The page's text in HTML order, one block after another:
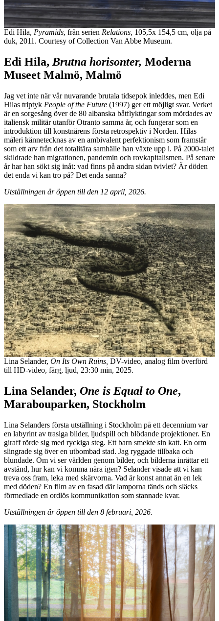
Edi Hila, Pyramids, från serien Relations, 105,5x 154,5 cm, olja på
duk, 2011. Courtesy of Collection Van Abbe Museum.
Edi Hila,Brutna horisonter, Moderna
Museet Malmö, Malmö
Jag vet inte när vår nuvarande brutala tidsepok inleddes, men Edi
Hilas triptyk People of the Future (1997) ger ett möjligt svar. Verket
är en sorgesång över de 80 albanska båtflyktingar som mördades av
italiensk militär utanför Otranto samma år, och fungerar som en
introduktion till konstnärens första retrospektiv i Norden. Hilas
måleri kännetecknas av en ambivalent perfektionism som framstår
som ett arv från det totalitära samhälle han växte upp i. På 2000-talet
skildrade han migrationen, pandemin och rovkapitalismen. På senare
år har han sökt sig inåt: vad finns på andra sidan tvivlet? Är döden
det enda vi kan tro på? Det enda sanna?
Utställningen är öppen till den 12 april, 2026.
Lina Selander, On Its Own Ruins, DV-video, analog film överförd
till HD-video, färg, ljud, 23:30 min, 2025.
Lina Selander, One is Equal to One,
Marabouparken, Stockholm
Lina Selanders första utställning i Stockholm på ett decennium var
en labyrint av trasiga bilder, ljudspill och blödande projektioner. En
giraff rörde sig med ryckiga steg. Ett barn smekte sin katt. En orm
slingrade sig över en utbombad stad. Jag ryggade tillbaka och
blundade. Om vi ser världen genom bilder, och bilderna inrättar ett
avstånd, hur kan vi komma nära igen? Selander visade att vi kan
treva oss fram, leka med skärvorna. Vad är konst annat än en lek
med döden? En film av en fasad där lamporna tänds och släcks
förmedlade en ordlös kommunikation som stannade kvar.
Utställningen är öppen till den 8 februari, 2026.